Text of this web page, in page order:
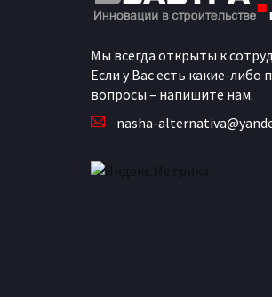
Мы всегда открыты к
Если у Вас есть какие-либо
вопросы – напишите нам.
nasha-